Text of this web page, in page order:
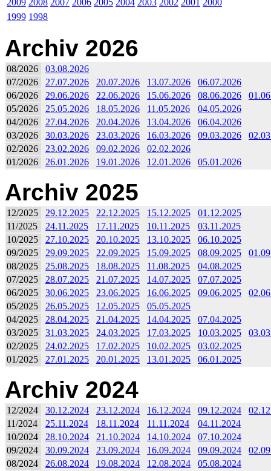
2009 2008 2007 2006 2005 2004 2003 2002 2001 2000
1999 1998
Archiv 2026
08/2026
03.08.2026
07/2026
27.07.2026 20.07.2026 13.07.2026
06.07.2026
06/2026
29.06.2026 22.06.2026 15.06.2026 08.06.2026
05/2026
25.05.2026 18.05.2026 11.05.2026
04.05.2026
04/2026
27.04.2026 20.04.2026 13.04.2026
06.04.2026
03/2026
30.03.2026 23.03.2026 16.03.2026 09.03.2026
02/2026
23.02.2026 09.02.2026
02.02.2026
01/2026
26.01.2026 19.01.2026 12.01.2026 05.01.2026
Archiv 2025
12/2025 29.12.2025 22.12.2025 15.12.2025
01.12.2025
11/2025
24.11.2025 17.11.2025 10.11.2025
03.11.2025
10/2025
27.10.2025 20.10.2025 13.10.2025
06.10.2025
09/2025
29.09.2025 22.09.2025 15.09.2025 08.09.2025
08/2025
25.08.2025 18.08.2025 11.08.2025
04.08.2025
07/2025
28.07.2025 21.07.2025 14.07.2025
07.07.2025
06/2025
30.06.2025 23.06.2025 16.06.2025 09.06.2025
05/2025
26.05.2025 12.05.2025
05.05.2025
04/2025
28.04.2025 21.04.2025 14.04.2025
07.04.2025
03/2025
31.03.2025 24.03.2025 17.03.2025 10.03.2025
02/2025
24.02.2025 17.02.2025 10.02.2025
03.02.2025
01/2025
27.01.2025 20.01.2025 13.01.2025 06.01.2025
Archiv 2024
12/2024 30.12.2024 23.12.2024 16.12.2024 09.12.2024
11/2024
25.11.2024 18.11.2024 11.11.2024
04.11.2024
10/2024
28.10.2024 21.10.2024 14.10.2024
07.10.2024
09/2024
30.09.2024 23.09.2024 16.09.2024 09.09.2024
08/2024
26.08.2024 19.08.2024 12.08.2024
05.08.2024